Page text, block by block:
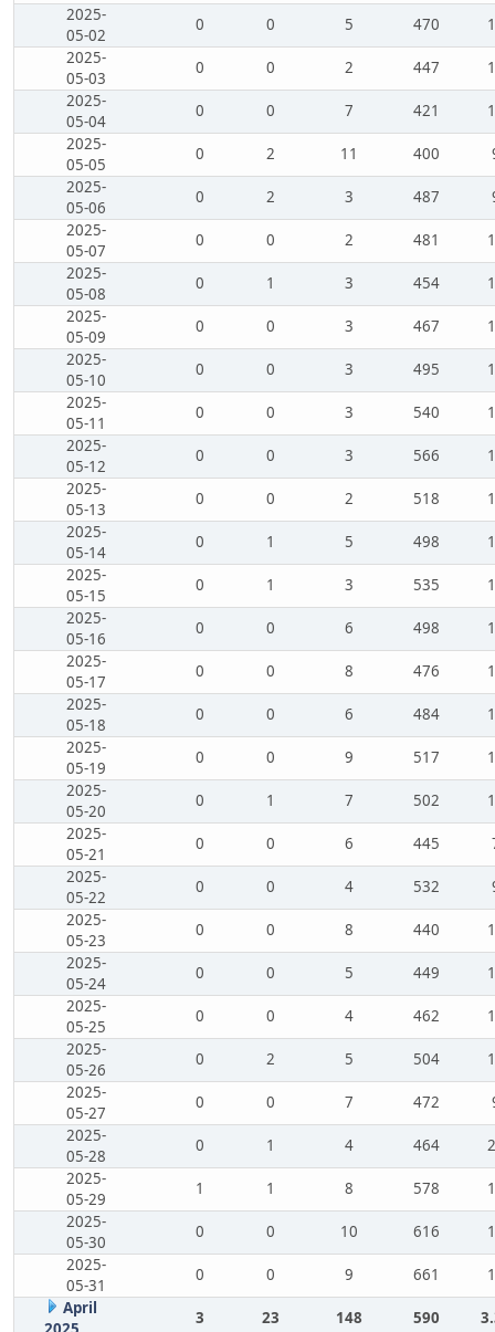
2025-
05-02
0 0 5 470
2025-
05-03
0 0 2 447
2025-
05-04
0 0 7 421
2025-
05-05
0 2 11 400
2025-
05-06
0 2 3 487
2025-
05-07
0 0 2 481
2025-
05-08
0 1 3 454
2025-
05-09
0 0 3 467
2025-
05-10
0 0 3 495
2025-
05-11
0 0 3 540
2025-
05-12
0 0 3 566
2025-
05-13
0 0 2 518
2025-
05-14
0 1 5 498
2025-
05-15
0 1 3 535
2025-
05-16
0 0 6 498
2025-
05-17
0 0 8 476
2025-
05-18
0 0 6 484
2025-
05-19
0 0 9 517
2025-
05-20
0 1 7 502
2025-
05-21
0 0 6 445
2025-
05-22
0 0 4 532
2025-
05-23
0 0 8 440
2025-
05-24
0 0 5 449
2025-
05-25
0 0 4 462
2025-
05-26
0 2 5 504
2025-
05-27
0 0 7 472
2025-
05-28
0 1 4 464
2025-
05-29
1 1 8 578
2025-
05-30
0 0 10 616
2025-
05-31
0 0 9 661
April
3 23 148 590